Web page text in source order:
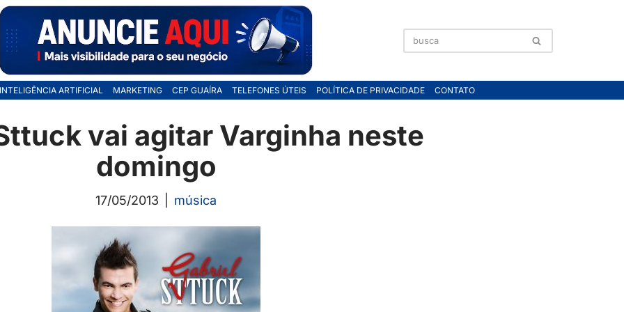
INTELIGÊNCIA ARTIFICIAL MARKETING CEP GUAÍRA TELEFONES ÚTEIS POLÍTICA DE PRIVACIDADE CONTATO
vai agitar Varginha neste
domingo
17/05/2013 música